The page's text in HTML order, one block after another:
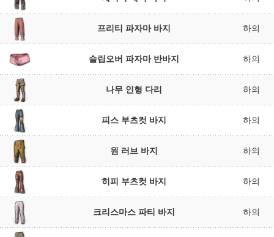
프리티 파자마 바지 하의
슬립오버 파자마 반바지 하의
나무 인형 다리 하의
피스 부츠컷 바지 하의
원 러브 바지 하의
히피 부츠컷 바지 하의
크리스마스 파티 바지 하의